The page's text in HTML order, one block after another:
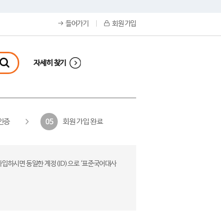
들어가기 회원 가입
자세히 찾기
증 05 회원 가입 완료
하시면 동일한 계정(ID)으로 ‘표준국어대사